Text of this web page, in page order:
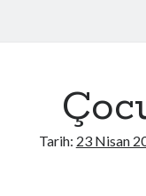
Tarih: 23 Nisan